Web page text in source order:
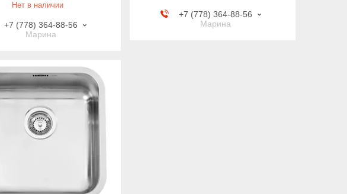
Нет в наличии
+7 (778) 364-88-56
Марина
+7 (778) 364-88-56
Марина